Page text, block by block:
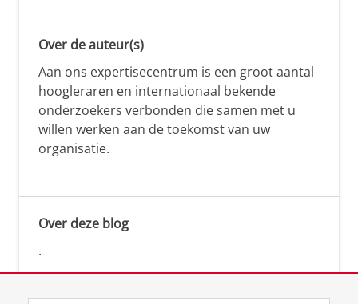
Over de auteur(s)
Aan ons expertisecentrum is een groot aantal
hoogleraren en internationaal bekende
onderzoekers verbonden die samen met u
willen werken aan de toekomst van uw
organisatie.
Over deze blog
.